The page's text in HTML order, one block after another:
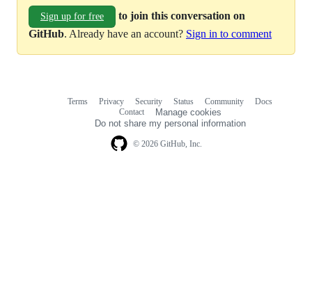
Sign up for free
to join this conversation on
GitHub. Already have an account? Sign in to comment
© 2026 GitHub, Inc.
Terms Privacy Security Status Community
Docs
Contact
Manage cookies
Do not share my personal information